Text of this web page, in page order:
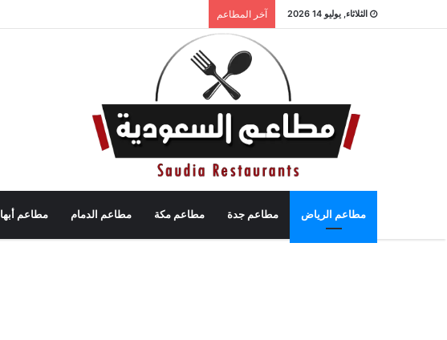
الثلاثاء, يوليو 14 2026 آخر المطاعم
مطاعم الرياض مطاعم جدة مطاعم مكة مطاعم الدمام مطاعم أبها